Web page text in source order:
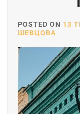
POSTED ON 13
ШЕВЦОВА